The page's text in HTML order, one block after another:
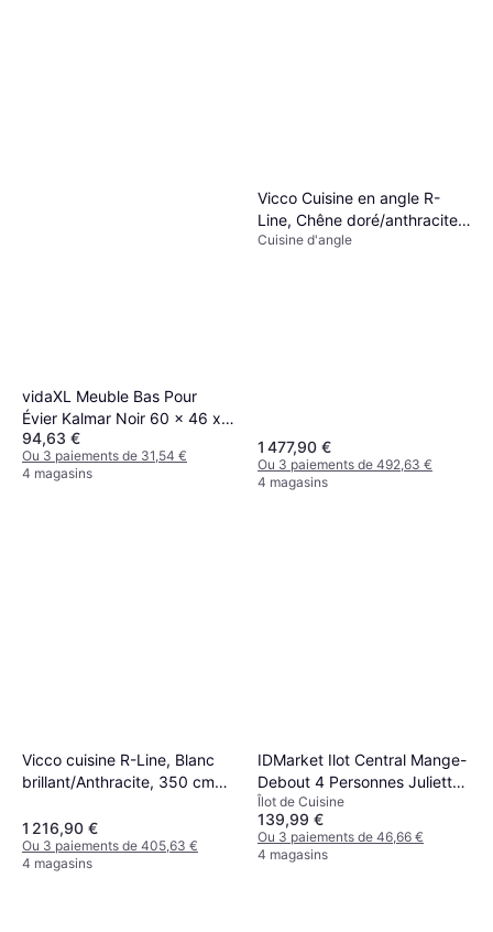
vidaXL Meuble Bas Pour
Évier Kalmar Noir 60 x 46 x
81,5 cm
94,63 €
Ou 3 paiements de 31,54 €
4 magasins
Vicco Cuisine en angle R-
Line, Chêne doré/anthracite,
227 x 287 cm sans plan de
Cuisine d'angle
1 477,90 €
Ou 3 paiements de 492,63 €
4 magasins
Vicco cuisine R-Line, Blanc
brillant/Anthracite, 350 cm
plan de travail
1 216,90 €
Ou 3 paiements de 405,63 €
4 magasins
IDMarket Ilot Central Mange-
Debout 4 Personnes Juliette
Lattes Tasseau Bois Coloris
Chêne
Îlot de Cuisine
139,99 €
Ou 3 paiements de 46,66 €
4 magasins